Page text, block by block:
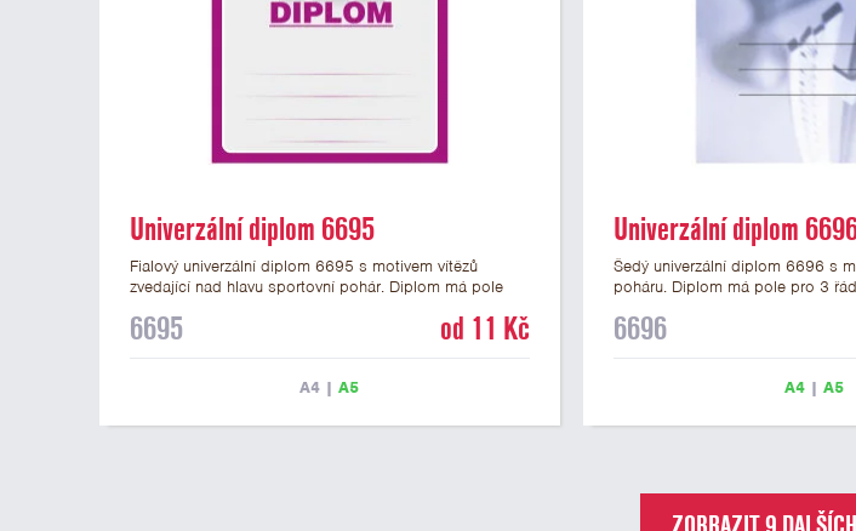
Univerzální diplom 6695
Fialový univerzální diplom 6695 s motivem vítězů
zvedající nad hlavu sportovní pohár. Diplom má pole
diplom 6695 máme ve formátu A4 a A5. Tento
sportovní pohár. Papírový diplom s univerzálním
6695 od 11 Kč
A4 |A5
Univerzální diplom
Šedý univerzální diplom 6696 s
poháru. Diplom má pole pro 3
a A5. Tento univerzální diplom je
motivem sportovního poháru má
6696
A4| A5